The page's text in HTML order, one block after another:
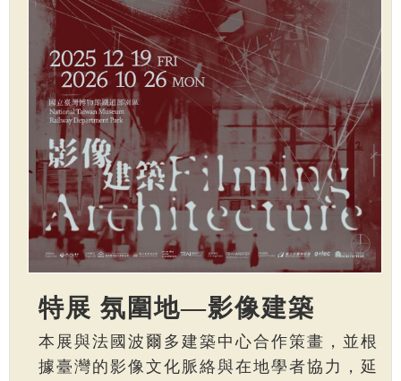
特展 氛圍地—影像建築
本展與法國波爾多建築中心合作策畫，並根
據臺灣的影像文化脈絡與在地學者協力，延